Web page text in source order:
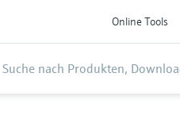
Online Tools